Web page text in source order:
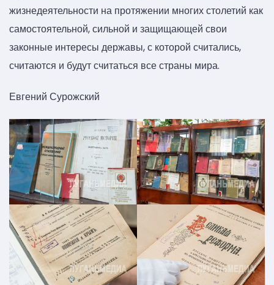
жизнедеятельности на протяжении многих столетий как
самостоятельной, сильной и защищающей свои
законные интересы державы, с которой считались,
считаются и будут считаться все страны мира.
Евгений Сурожский